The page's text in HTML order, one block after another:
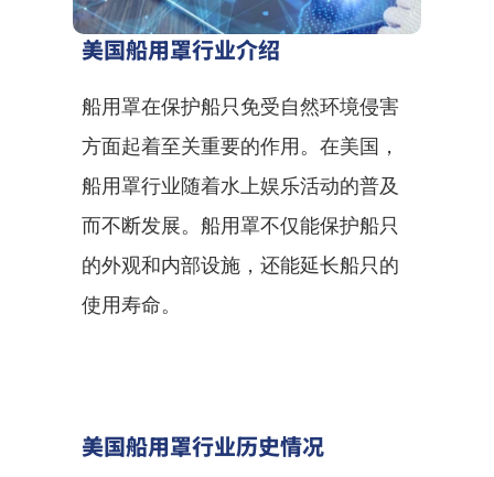
美国船用罩行业介绍
船用罩在保护船只免受自然环境侵害
方面起着至关重要的作用。在美国，
船用罩行业随着水上娱乐活动的普及
而不断发展。船用罩不仅能保护船只
的外观和内部设施，还能延长船只的
使用寿命。
美国船用罩行业历史情况